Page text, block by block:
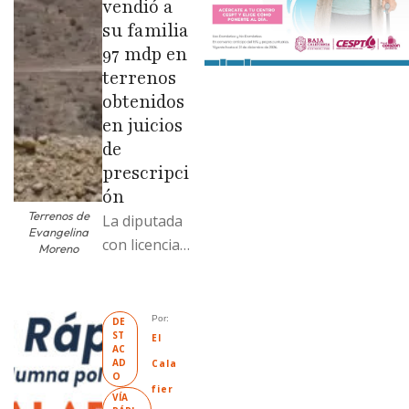
Terrenos de
Evangelina
Moreno
vendió a
su familia
97 mdp en
terrenos
obtenidos
en juicios
de
prescripci
ón
La diputada
con licencia
antecedente
s de
prescripción
positiva; uno
DE
ST
AC
AD
O
VÍA
Por:
El
Cala
fier